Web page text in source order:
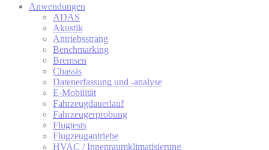
Anwendungen
ADAS
Akustik
Antriebsstrang
Benchmarking
Bremsen
Chassis
Datenerfassung und -analyse
E-Mobilität
Fahrzeugdauerlauf
Fahrzeugerprobung
Flugtests
Flugzeugantriebe
HVAC / Innenraumklimatisierung